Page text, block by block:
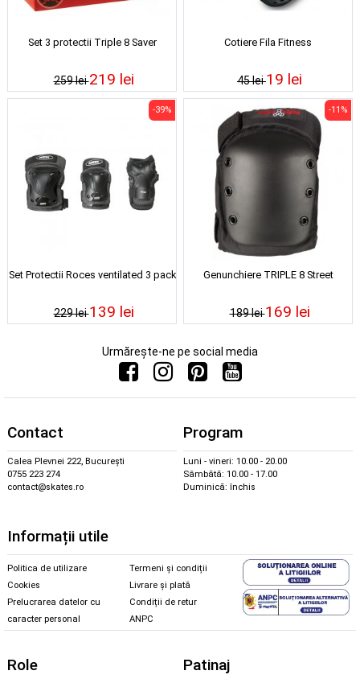
Set 3 protectii Triple 8 Saver
259 lei219 lei
Cotiere Fila Fitness
45 lei19 lei
Set Protectii Roces ventilated 3 pack
229 lei
-39%
139 lei
Genunchiere TRIPLE 8 Street
189 lei
-11%
169 lei
Urmărește-ne pe social media
Contact
Calea Plevnei 222, București
0755 223 274
contact@skates.ro
Program
Luni - vineri: 10.00 - 20.00
Sâmbătă: 10.00 - 17.00
Duminică: închis
Informații utile
Politica de utilizare
Cookies
Prelucrarea datelor cu
caracter personal
Termeni și condiții
Livrare și plată
Condiții de retur
ANPC
Role Patinaj